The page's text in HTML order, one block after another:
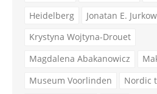
Heidelberg
Jonatan E.
Krystyna Wojtyna-Drouet
Magdalena Abakanowicz
Museum Voorlinden
Nordic